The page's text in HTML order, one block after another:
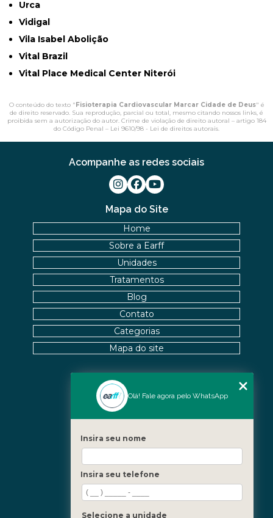
Urca
Vidigal
Vila Isabel Abolição
Vital Brazil
Vital Place Medical Center Niterói
O conteúdo do texto "Fisioterapia Cardiovascular Marcar Cidade de Deus" é
de direito reservado. Sua reprodução, parcial ou total, mesmo citando nossos links, é
proibida sem a autorização do autor. Crime de violação de direito autoral – artigo 184
do Código Penal – Lei 9610/98 - Lei de direitos autorais.
Fale Conosco
(21) 3619-5657
(21) 99390-3850
Nossas Unidades
Barra - Rio de Janeiro
Mapa do Site
Home
Sobre a Earff
Unidades
Tratamentos
Blog
Contato
Categorias
Mapa do site
Acompanhe as redes sociais
Olá! Fale agora pelo WhatsApp
Insira seu nome
Insira seu telefone
Selecione a unidade